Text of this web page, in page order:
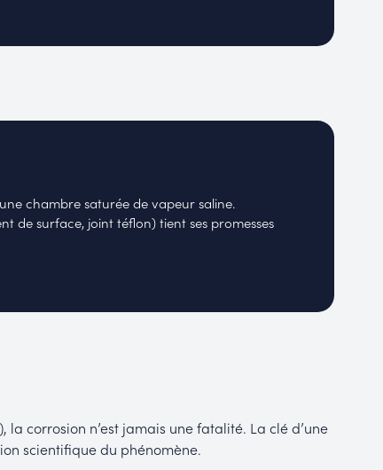
chambre saturée de vapeur saline.
de surface, joint téflon) tient ses promesses
corrosion n’est jamais une fatalité. La clé d’une
scientifique du phénomène.